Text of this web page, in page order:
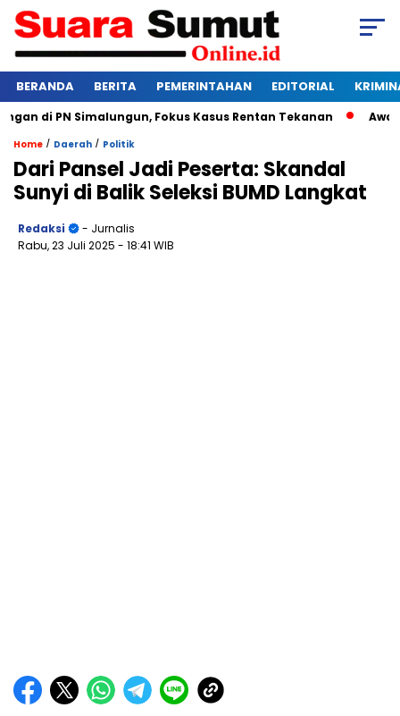
BERANDA BERITA PEMERINTAHAN EDITORIAL
PN Simalungun, Fokus Kasus Rentan Tekanan Awas
Home / Daerah / Politik
Dari Pansel Jadi Peserta: Skandal
Sunyi di Balik Seleksi BUMD Langkat
Redaksi
- Jurnalis
Rabu, 23 Juli 2025 - 18:41 WIB